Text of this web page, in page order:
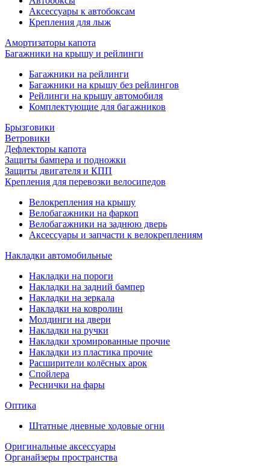
Аксессуары к автобоксам
Крепления для лыж
Амортизаторы капота
Багажники на крышу и рейлинги
Багажники на рейлинги
Багажники на крышу без рейлингов
Рейлинги на крышу автомобиля
Комплектующие для багажников
Брызговики
Ветровики
Дефлекторы капота
Защиты бампера и подножки
Защиты двигателя и КПП
Крепления для перевозки велосипедов
Велокрепления на крышу
Велобагажники на фаркоп
Велобагажники на заднюю дверь
Аксессуары и запчасти к велокреплениям
Накладки автомобильные
Накладки на пороги
Накладки на задний бампер
Накладки на зеркала
Накладки на ковролин
Молдинги на двери
Накладки на ручки
Накладки хромированные прочие
Накладки из пластика прочие
Расширители колёсных арок
Спойлера
Реснички на фары
Оптика
Штатные дневные ходовые огни
Оригинальные аксессуары
Органайзеры пространства